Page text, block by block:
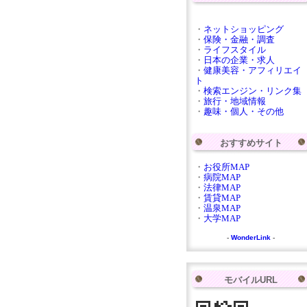
・ ネットショッピング
・ 保険・金融・調査
・ ライフスタイル
・ 日本の企業・求人
・ 健康美容・アフィリエイ
ト
・ 検索エンジン・リンク集
・ 旅行・地域情報
・ 趣味・個人・その他
おすすめサイト
・ お役所MAP
・ 病院MAP
・ 法律MAP
・ 賃貸MAP
・ 温泉MAP
・ 大学MAP
- WonderLink -
モバイルURL